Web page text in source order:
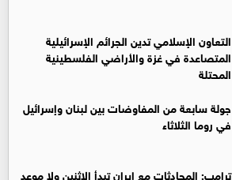
التعاون الإسلامي تدين الجرائم الإسرائيلية
المتصاعدة في غزة والأراضي الفلسطينية
المحتلة
جولة سابعة من المفاوضات بين لبنان وإسرائيل
في روما الثلاثاء
ترامب: المحادثات مع إيران تبدأ الاثنين ولا موعد